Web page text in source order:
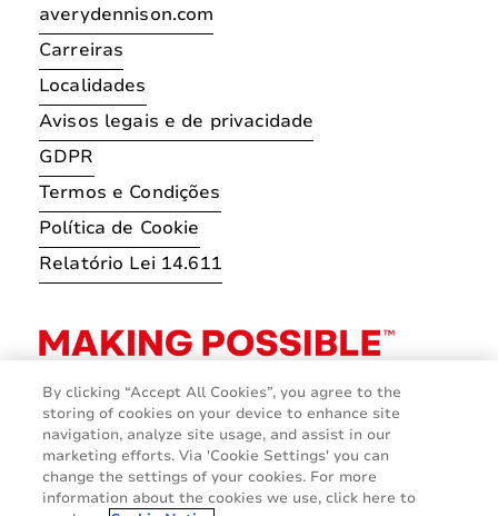
averydennison.com
Carreiras
Localidades
Avisos legais e de privacidade
GDPR
Termos e Condições
Política de Cookie
Relatório Lei 14.611
By clicking “Accept All Cookies”, you agree to the
storing of cookies on your device to enhance site
navigation, analyze site usage, and assist in our
marketing efforts. Via 'Cookie Settings' you can
change the settings of your cookies. For more
information about the cookies we use, click here to